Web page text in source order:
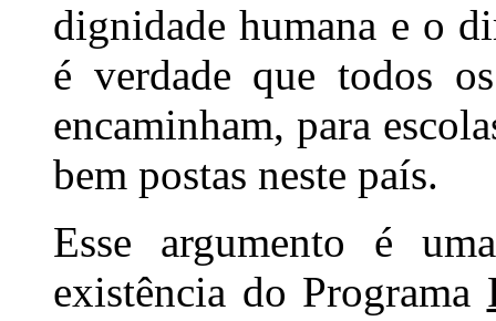
dignidade humana e o
é verdade que todos
encaminham, para
bem postas neste país.
Esse argumento é
existência do Programa